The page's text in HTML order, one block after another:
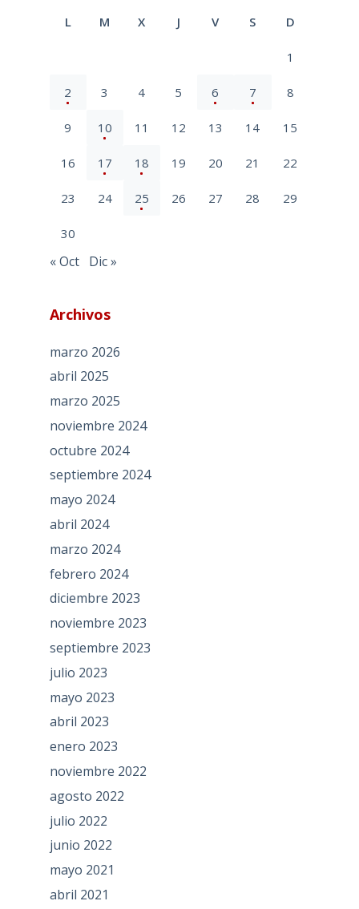
L M X J V S D
1
2 3 4 5 6 7 8
9 10 11 12 13 14 15
16 17 18 19 20 21 22
23 24 25 26 27 28 29
30
« Oct Dic »
Archivos
marzo 2026
abril 2025
marzo 2025
noviembre 2024
octubre 2024
septiembre 2024
mayo 2024
abril 2024
marzo 2024
febrero 2024
diciembre 2023
noviembre 2023
septiembre 2023
julio 2023
mayo 2023
abril 2023
enero 2023
noviembre 2022
agosto 2022
julio 2022
junio 2022
mayo 2021
abril 2021